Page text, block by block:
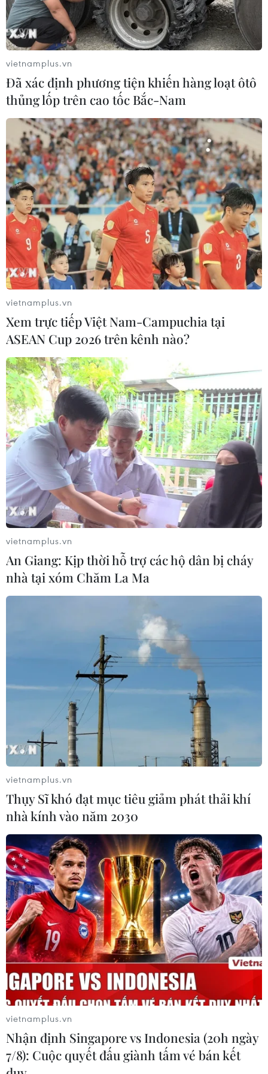
Bắt giữ nghi phạm trong vụ nổ đường ống
Dòng chảy phương Bắc
21/08/2025 11:15
Nghi phạm được xác định là Serhii K., bị cáo buộc nằm
trong nhóm đối tượng đặt các thiết bị nổ phá hoại 2
tuyến đường ống Dòng chảy phương Bắc ở gần đảo
Bornholm của Đan Mạch hồi tháng 9/2022.
vietnamplus.vn
Đã xác định phương tiện khiến hàng loạt ôtô
thủng lốp trên cao tốc Bắc-Nam
vietnamplus.vn
Xem trực tiếp Việt Nam-Campuchia tại
ASEAN Cup 2026 trên kênh nào?
vietnamplus.vn
An Giang: Kịp thời hỗ trợ các hộ dân bị cháy
nhà tại xóm Chăm La Ma
vietnamplus.vn
Thụy Sĩ khó đạt mục tiêu giảm phát thải khí
nhà kính vào năm 2030
vietnamplus.vn
Nhận định Singapore vs Indonesia (20h ngày
7/8): Cuộc quyết đấu giành tấm vé bán kết